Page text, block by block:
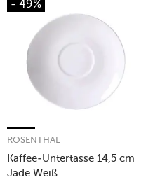
- 49%
Kaffee-Untertasse 14,5 cm
Jade Weiß
ROSENTHAL